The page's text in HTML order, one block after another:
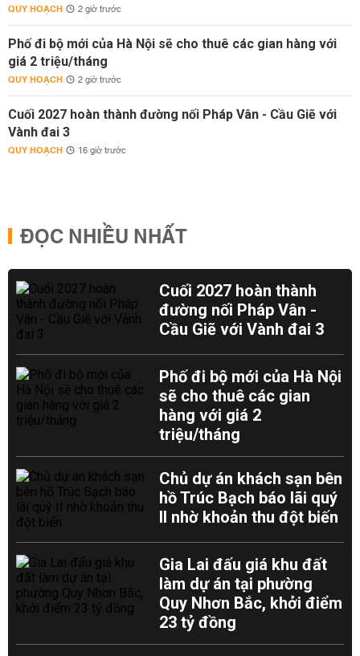
QUY HOẠCH 2 giờ trước
Phố đi bộ mới của Hà Nội sẽ cho thuê các gian hàng với
giá 2 triệu/tháng
QUY HOẠCH 2 giờ trước
Cuối 2027 hoàn thành đường nối Pháp Vân - Cầu Giẽ với
Vành đai 3
QUY HOẠCH 16 giờ trước
ĐỌC NHIỀU NHẤT
Cuối 2027 hoàn thành
đường nối Pháp Vân -
Cầu Giẽ với Vành đai 3
Phố đi bộ mới của Hà Nội
sẽ cho thuê các gian
hàng với giá 2
triệu/tháng
Chủ dự án khách sạn bên
hồ Trúc Bạch báo lãi quý
II nhờ khoản thu đột biến
Gia Lai đấu giá khu đất
làm dự án tại phường
Quy Nhơn Bắc, khởi điểm
23 tỷ đồng